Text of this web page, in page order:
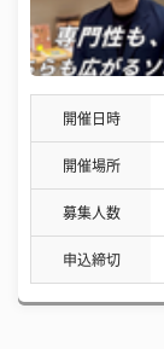
開催日時
開催場所
募集人数
申込締切